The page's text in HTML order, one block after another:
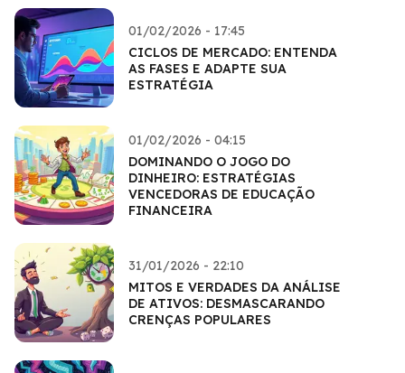
01/02/2026 - 17:45
CICLOS DE MERCADO: ENTENDA
AS FASES E ADAPTE SUA
ESTRATÉGIA
01/02/2026 - 04:15
DOMINANDO O JOGO DO
DINHEIRO: ESTRATÉGIAS
VENCEDORAS DE EDUCAÇÃO
FINANCEIRA
31/01/2026 - 22:10
MITOS E VERDADES DA ANÁLISE
DE ATIVOS: DESMASCARANDO
CRENÇAS POPULARES